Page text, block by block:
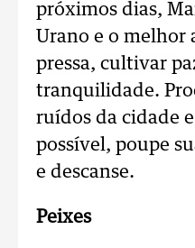
próximos dias,
Urano e o melhor
pressa, cultivar
tranquilidade.
ruídos da cidade
possível, poupe
e descanse.
Peixes